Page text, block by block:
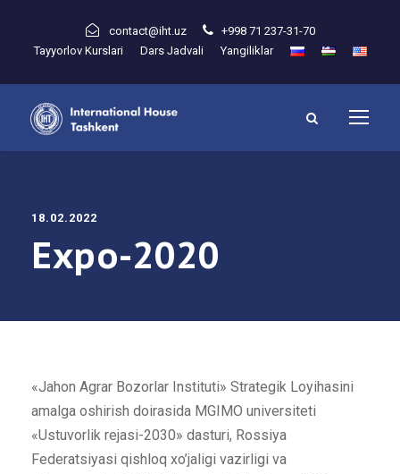
contact@iht.uz
+998 71 237-31-70
Tayyorlov Kurslari
Dars Jadvali Yangiliklar
18.02.2022
Expo-2020
«Jahon Agrar Bozorlar Instituti» Strategik Loyihasini
amalga oshirish doirasida MGIMO universiteti
«Ustuvorlik rejasi-2030» dasturi, Rossiya
Federatsiyasi qishloq xo’jaligi vazirligi va